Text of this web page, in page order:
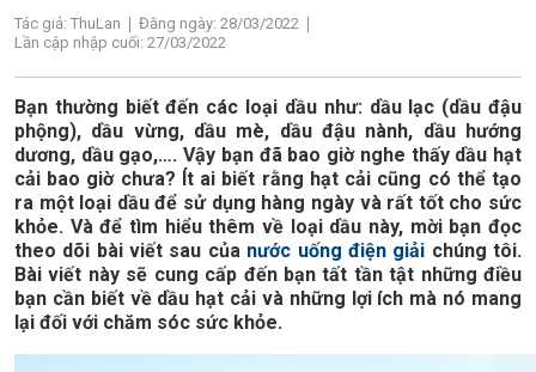
Tác giả: ThuLan
Đăng ngày: 28/03/2022
Lần cập nhập cuối: 27/03/2022
Bạn thường biết đến các loại dầu như: dầu lạc (dầu đậu
phộng), dầu vừng, dầu mè, dầu đậu nành, dầu hướng
dương, dầu gạo,…. Vậy bạn đã bao giờ nghe thấy dầu hạt
cải bao giờ chưa? Ít ai biết rằng hạt cải cũng có thể tạo
ra một loại dầu để sử dụng hàng ngày và rất tốt cho sức
khỏe. Và để tìm hiểu thêm về loại dầu này, mời bạn đọc
theo dõi bài viết sau của nước uống điện giải chúng tôi.
Bài viết này sẽ cung cấp đến bạn tất tần tật những điều
bạn cần biết về dầu hạt cải và những lợi ích mà nó mang
lại đối với chăm sóc sức khỏe.